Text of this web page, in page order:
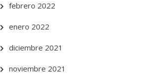
febrero 2022
enero 2022
diciembre 2021
noviembre 2021